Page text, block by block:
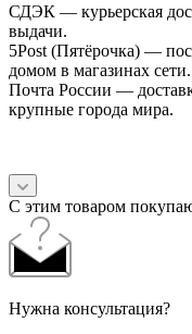
СДЭК — курьерская
выдачи.
5Post (Пятёрочка) —
домом в магазинах сети.
Почта России —
крупные города мира.
С этим товаром
Нужна консультация?